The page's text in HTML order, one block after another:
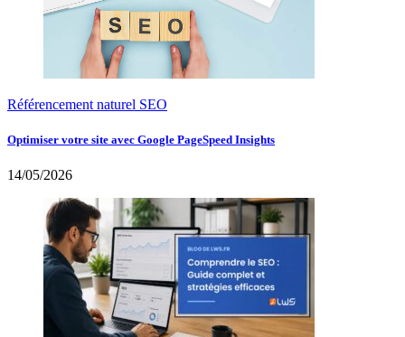
Référencement naturel SEO
Optimiser votre site avec Google PageSpeed Insights
14/05/2026